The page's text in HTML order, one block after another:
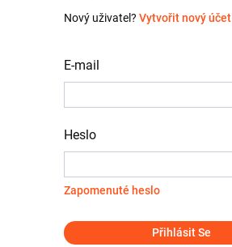
Nový uživatel? Vytvořit nový účet
E-mail
Heslo
Zapomenuté heslo
Přihlásit Se